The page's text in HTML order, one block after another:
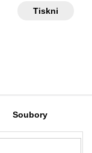
Tiskni
Soubory